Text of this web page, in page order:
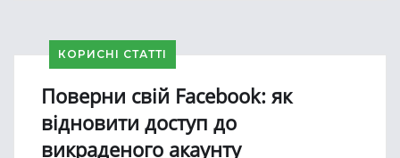
КОРИСНІ СТАТТІ
Поверни свій Facebook: як
відновити доступ до
викраденого акаунту